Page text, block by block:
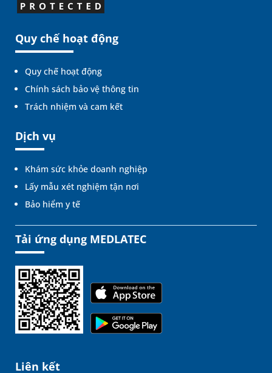
Quy chế hoạt động
Quy chế hoạt động
Chính sách bảo vệ thông tin
Trách nhiệm và cam kết
Dịch vụ
Khám sức khỏe doanh nghiệp
Lấy mẫu xét nghiệm tận nơi
Bảo hiểm y tế
Tải ứng dụng MEDLATEC
Liên kết